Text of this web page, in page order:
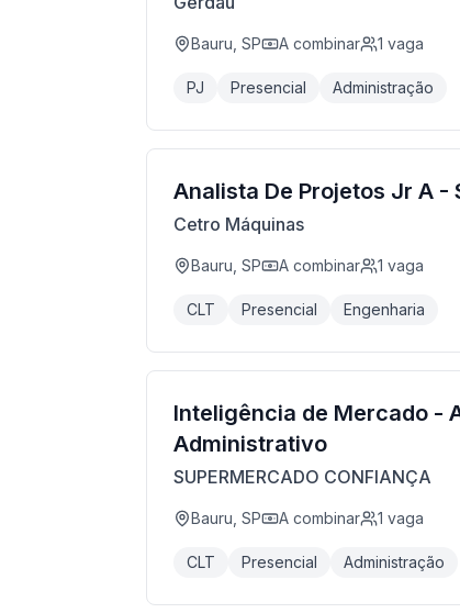
Bauru, SP A combinar 1 vaga
PJ Presencial Administração
Analista De Projetos Jr A -
Cetro Máquinas
Bauru, SP A combinar 1 vaga
CLT Presencial Engenharia
Inteligência de Mercado -
Administrativo
SUPERMERCADO CONFIANÇA
Bauru, SP A combinar 1 vaga
CLT Presencial Administração